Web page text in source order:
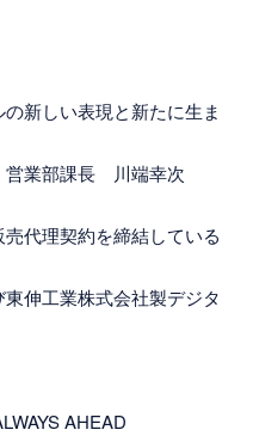
い表現と新たに生ま
課長 川端幸次
契約を締結している
業株式会社製デジタ
AHEAD